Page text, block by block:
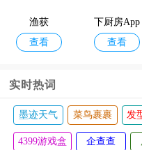
渔获
查看
下厨房App
查看
实时热词
墨迹天气 菜鸟裹裹 发
4399游戏盒 企查查